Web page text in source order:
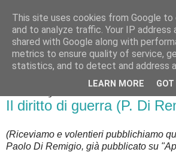
Badiale & Tringali
Il diritto di guerra (P. Di
(Riceviamo e volentieri pubblichiamo
Paolo Di Remigio, già pubblicato su
This site uses cookies from Google
and to analyze traffic. Your IP address
shared with Google along with
metrics to ensure quality of service,
statistics, and to detect and address
LEARN MORE